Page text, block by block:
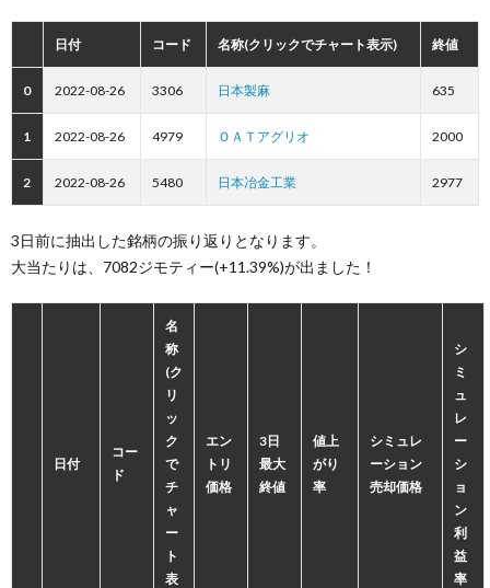
日付 コード 名称(クリックでチャート表示) 終値
0 2022-08-26 3306 日本製麻 635
1 2022-08-26 4979 ＯＡＴアグリオ 2000
2 2022-08-26 5480 日本冶金工業 2977
3日前に抽出した銘柄の振り返りとなります。
大当たりは、7082ジモティー(+11.39%)が出ました！
日付
コー
ド
名
称
(ク
リ
ッ
ク
で
チ
ャ
ー
ト
表
エン
トリ
価格
3日
最大
終値
値上
がり
率
シミュレ
ーション
売却価格
シ
ミ
ュ
レ
ー
シ
ョ
ン
利
益
率